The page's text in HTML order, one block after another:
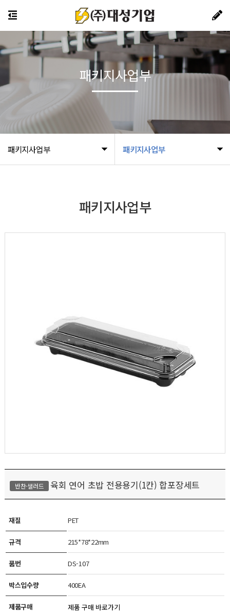
패키지사업부 패키지사업부
패키지사업부
패키지사업부
반찬·샐러드 육회 연어 초밥 전용용기(1칸) 합포장세트
재질 PET
규격 215*78*22mm
품번 DS-107
박스입수량 400EA
제품구매 제품 구매 바로가기